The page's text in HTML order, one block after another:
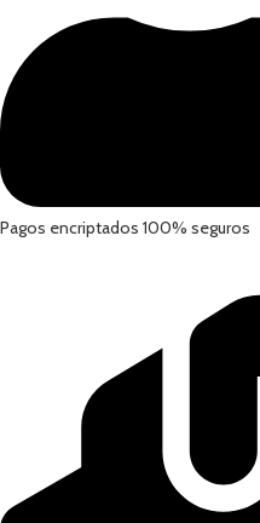
Pagos encriptados 100% seguros